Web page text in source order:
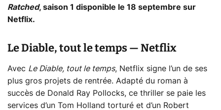
Ratched, saison 1 disponible le 18 septembre sur
Netflix.
Le Diable, tout le temps — Netflix
Avec Le Diable, tout le temps, Netflix signe l’un de ses
plus gros projets de rentrée. Adapté du roman à
succès de Donald Ray Pollocks, ce thriller se paie les
services d’un Tom Holland torturé et d’un Robert